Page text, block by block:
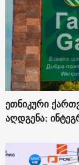
ეთნიკური
აღდგენა: